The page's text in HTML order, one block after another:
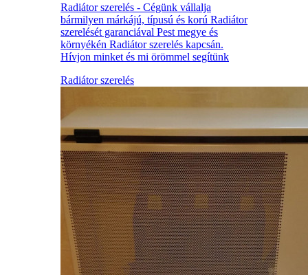
Radiátor szerelés - Cégünk vállalja
bármilyen márkájú, típusú és korú Radiátor
szerelését garanciával Pest megye és
környékén Radiátor szerelés kapcsán.
Hívjon minket és mi örömmel segítünk
Radiátor szerelés